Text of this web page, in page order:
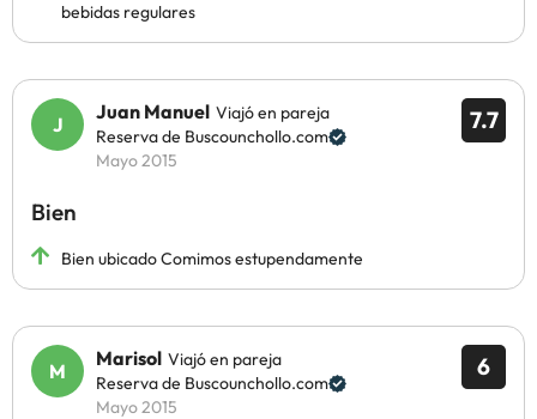
bebidas regulares
7.7
Juan Manuel Viajó en pareja
Reserva de Buscounchollo.com
Mayo 2015
Bien
Bien ubicado Comimos estupendamente
6
Marisol Viajó en pareja
Reserva de Buscounchollo.com
Mayo 2015